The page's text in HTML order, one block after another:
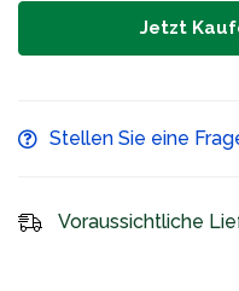
Jetzt
Stellen Sie eine
Voraussichtliche